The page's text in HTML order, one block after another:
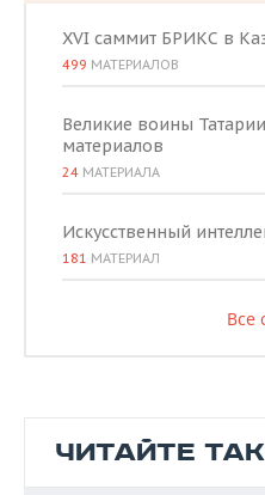
XVI саммит БРИКС в
499 МАТЕРИАЛОВ
Великие воины
материалов
24 МАТЕРИАЛА
Искусственный
181 МАТЕРИАЛ
Все
ЧИТАЙТЕ